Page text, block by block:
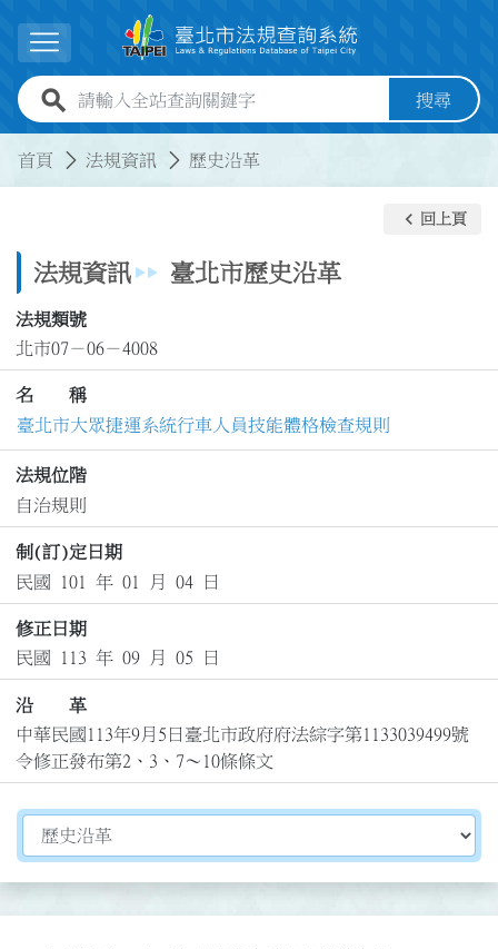
展開選單
全站查詢關鍵字欄位 搜尋
首頁 法規資訊 歷史沿革
法規資訊 臺北市歷史沿革
keyboard_arrow_left 回上頁
法規類號
北市07－06－4008
名 稱
臺北市大眾捷運系統行車人員技能體格檢查規則
法規位階
自治規則
制(訂)定日期
民國 101 年 01 月 04 日
修正日期
民國 113 年 09 月 05 日
沿 革
中華民國113年9月5日臺北市政府府法綜字第1133039499號
令修正發布第2、3、7～10條條文
切換選擇法規資訊內容